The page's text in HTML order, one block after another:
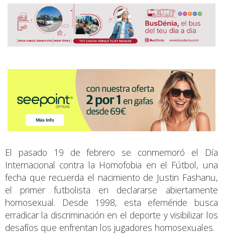
El pasado 19 de febrero se conmemoró el Día
Internacional contra la Homofobia en el Fútbol, una
fecha que recuerda el nacimiento de Justin Fashanu,
el primer futbolista en declararse abiertamente
homosexual. Desde 1998, esta efeméride busca
erradicar la discriminación en el deporte y visibilizar los
desafíos que enfrentan los jugadores homosexuales.